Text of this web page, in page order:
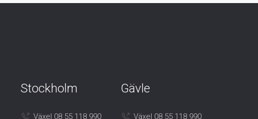
Stockholm
Växel 08 55 118 990
Gävle
Växel 08 55 118 990